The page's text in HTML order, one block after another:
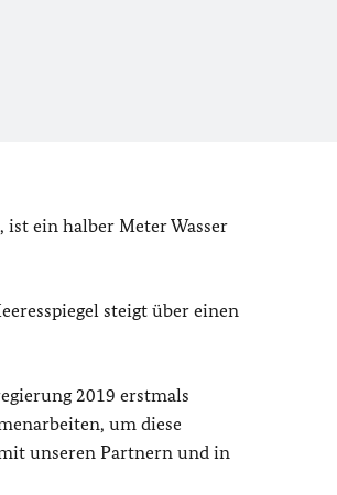
ein halber Meter Wasser
steigt über einen
2019 erstmals
um diese
unseren Partnern und in